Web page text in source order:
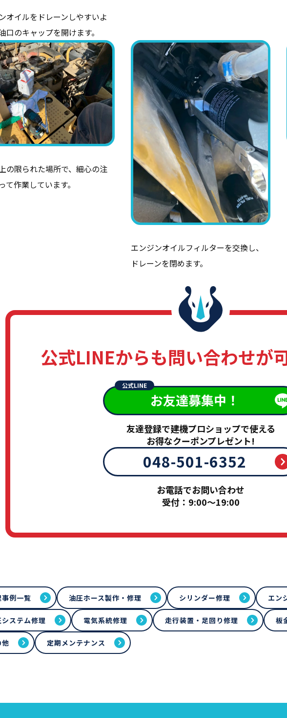
オイルをドレーンしやすいよ
口のキャップを開けます。
の限られた場所で、細心の注
て作業しています。
エンジンオイルフィルターを交換し、
ドレーンを閉めます。
公式LINEからも問い合わせが
公式LINE
お友達募集中！
友達登録で建機プロショップで使える
お得なクーポンプレゼント!
048-501-6352
お電話でお問い合わせ
受付：9:00～19:00
例一覧 油圧ホース製作・修理 シリンダー修理 エン
ステム修理 電気系統修理 走行装置・足回り修理 板
他 定期メンテナンス